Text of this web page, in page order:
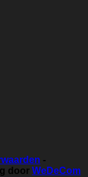
-
door WeDeCom